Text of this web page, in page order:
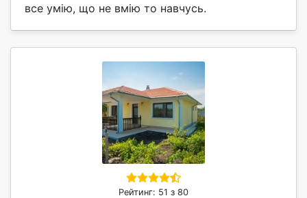
все умію, що не вмію то навчусь.
Рейтинг: 51 з 80